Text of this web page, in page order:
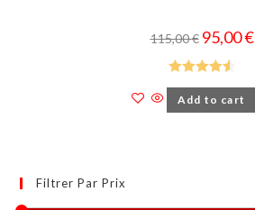
115,00€ 95,00€
Rated4.56
out of 5
Add to cart
Filtrer Par Prix